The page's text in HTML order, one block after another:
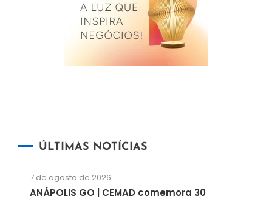
ÚLTIMAS NOTÍCIAS
7 de agosto de 2026
ANÁPOLIS GO | CEMAD comemora 30